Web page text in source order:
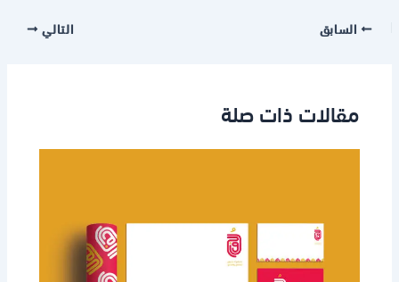
السابق التالي
مقالات ذات صلة